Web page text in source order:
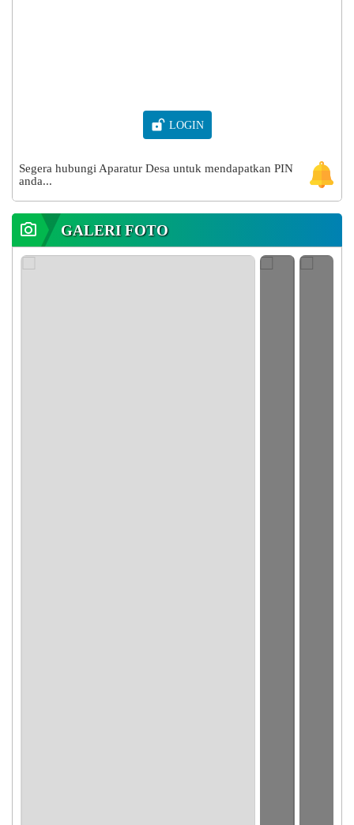
DESA GOLONG
Provinsi Nusa Tenggara Barat
LOGIN
Segera hubungi Aparatur Desa untuk mendapatkan PIN
anda...
GALERI FOTO